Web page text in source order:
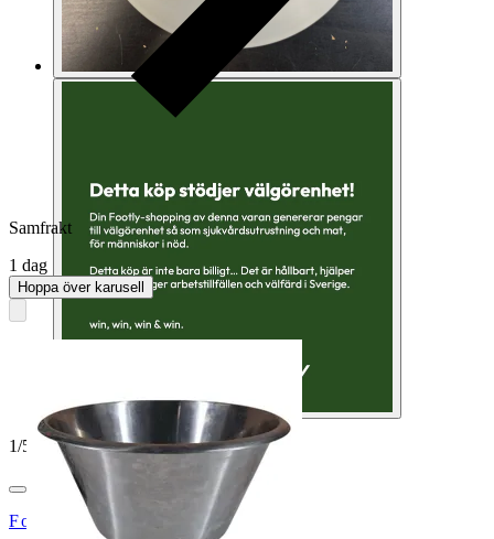
1/5
Footly
Samfrakt
1 dag
Hoppa över karusell